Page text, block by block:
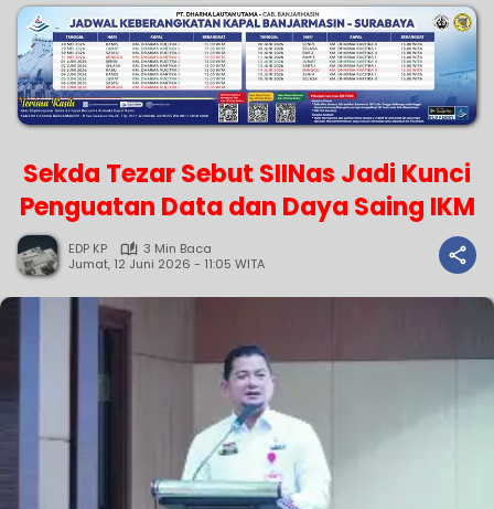
Sekda Tezar Sebut SIINas Jadi Kunci
Penguatan Data dan Daya Saing IKM
EDP KP
3 Min Baca
Jumat, 12 Juni 2026 - 11:05 WITA